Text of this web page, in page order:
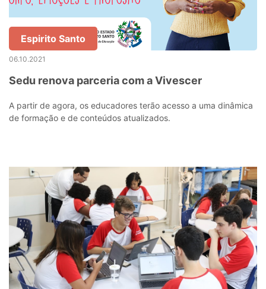
Espirito Santo
06.10.2021
Sedu renova parceria com a Vivescer
A partir de agora, os educadores terão acesso a uma dinâmica
de formação e de conteúdos atualizados.